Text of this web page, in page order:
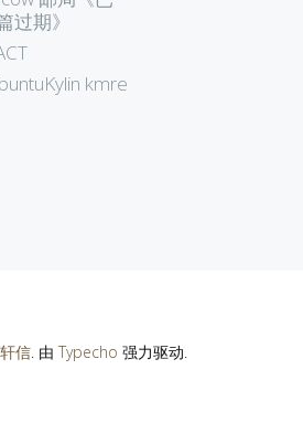
过期》
kmre
信. 由 Typecho 强力驱动.